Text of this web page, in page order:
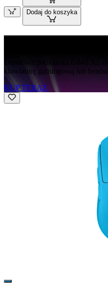
Dodaj do koszyka
klawiaturę gamingową lub
KUP TERAZ